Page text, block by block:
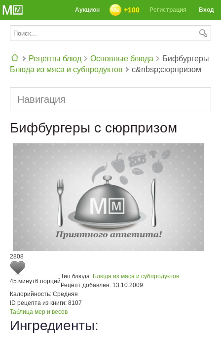
Вход
Регистрация
+100
Аукцион
Рецепты блюд
Основные блюда
Блюда из мяса и субпродуктов
Бифбургеры
с&nbsp;сюрпризом
Навигация
Бифбургеры с сюрпризом
2808
45 минут6 порций
Тип блюда: Блюда из мяса и субпродуктов
Рецепт добавлен: 13.10.2009
Калорийность: Средняя
ID рецепта из книги: 8107
Таблица мер и весов
Ингредиенты: